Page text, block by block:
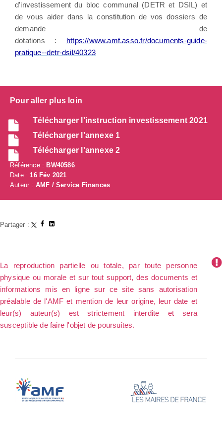
d’investissement du bloc communal (DETR et DSIL) et
de vous aider dans la constitution de vos dossiers de
demande de
dotations : https://www.amf.asso.fr/documents-guide-
pratique--detr-dsil/40323
Pour aller plus loin
Télécharger l'instruction investissement 2021
Télécharger l'annexe 1
Télécharger l'annexe 2
Référence : BW40586
Date :16 Fév 2021
Auteur : AMF / Service Finances
Partager :
La reproduction partielle ou totale, par toute personne
physique ou morale et sur tout support, des documents et
informations mis en ligne sur ce site sans autorisation
préalable de l'AMF et mention de leur origine, leur date et
leur(s) auteur(s) est strictement interdite et sera
susceptible de faire l'objet de poursuites.